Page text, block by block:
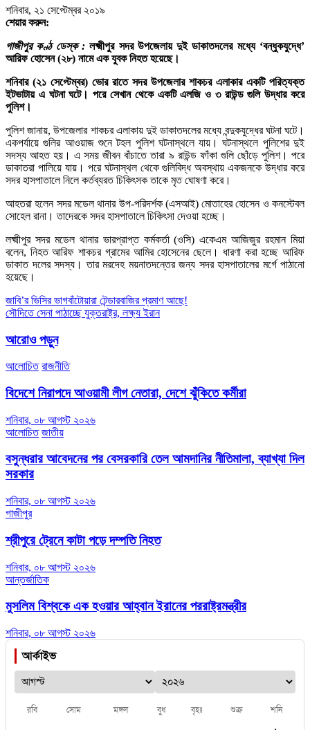
শনিবার, ২১ সেপ্টেম্বর ২০১৯
শেয়ার করুন:
গাজীপুর কণ্ঠ ডেস্ক :লক্ষ্মীপুর সদর উপজেলায় দুই ডাকাতদলের মধ্যে ‘বন্ধুকযুদ্ধে’
আরিফ হোসেন (২৮) নামে এক যুবক নিহত হয়েছে।
শনিবার (২১ সেপ্টেম্বর) ভোর রাতে সদর উপজেলার শাকচর এলাকার একটি পরিত্যক্ত
ইটভাটায় এ ঘটনা ঘটে। পরে সেখান থেকে একটি এলজি ও ৩ রাউন্ড গুলি উদ্ধার করে
পুলিশ।
পুলিশ জানায়, উপজেলার শাকচর এলাকায় দুই ডাকাতদলের মধ্যে বন্দুকযুদ্ধের ঘটনা ঘটে।
একপর্যায়ে গুলির আওয়াজ শুনে টহল পুলিশ ঘটনাস্থলে যায়। ঘটনাস্থলে পুলিশের দুই
সদস্য আহত হয়। এ সময় জীবন বাঁচাতে তারা ৯ রাউন্ড ফাঁকা গুলি ছোঁড়ে পুলিশ। পরে
ডাকাতরা পালিয়ে যায়। পরে ঘটনাস্থল থেকে গুলিবিদ্ধ অবস্থায় একজনকে উদ্ধার করে
সদর হাসপাতালে নিলে কর্তব্যরত চিকিৎসক তাকে মৃত ঘোষণা করে।
আহতরা হলেন সদর মডেল থানার উপ-পরিদর্শক (এসআই) মোতাহের হোসেন ও কনস্টেবল
সোহেল রানা। তাদেরকে সদর হাসপাতালে চিকিৎসা দেওয়া হচ্ছে।
লক্ষ্মীপুর সদর মডেল থানার ভারপ্রাপ্ত কর্মকর্তা (ওসি) একেএম আজিজুর রহমান মিয়া
বলেন, নিহত আরিফ শাকচর গ্রামের আমির হোসেনের ছেলে। ধারণা করা হচ্ছে আরিফ
ডাকাত দলের সদস্য। তার মরদেহ ময়নাতদন্তের জন্য সদর হাসপাতালের মর্গে পাঠানো
হয়েছে।
Post
navigation
জাবি’র ভিসির ভাগবাঁটোয়ারা টেন্ডারবাজির প্রমাণ আছে!
সৌদিতে সেনা পাঠাচ্ছে যুক্তরাষ্ট্র, লক্ষ্য ইরান
আরোও পড়ুন
আলোচিত রাজনীতি
বিদেশে নিরাপদে আওয়ামী লীগ নেতারা, দেশে ঝুঁকিতে কর্মীরা
শনিবার, ০৮ আগস্ট ২০২৬
আলোচিত জাতীয়
বসুন্ধরার আবেদনের পর বেসরকারি তেল আমদানির নীতিমালা, ব্যাখ্যা দিল
সরকার
শনিবার, ০৮ আগস্ট ২০২৬
গাজীপুর
শ্রীপুরে ট্রেনে কাটা পড়ে দম্পতি নিহত
শনিবার, ০৮ আগস্ট ২০২৬
আন্তর্জাতিক
মুসলিম বিশ্বকে এক হওয়ার আহ্বান ইরানের পররাষ্ট্রমন্ত্রীর
শনিবার, ০৮ আগস্ট ২০২৬
আর্কাইভ
রবি সোম মঙ্গল বুধ বৃহঃ শুক্র শনি